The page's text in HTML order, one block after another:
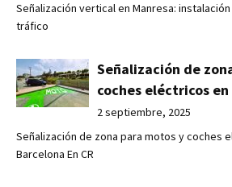
Señalización vertical en Manresa:
tráfico
Señalización de
coches eléctricos
2 septiembre, 2025
Señalización de zona para motos y coches
Barcelona En CR